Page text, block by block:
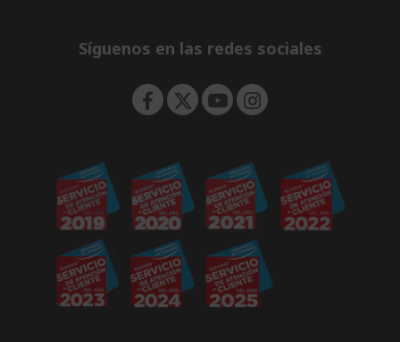
e
Síguenos en las redes sociales